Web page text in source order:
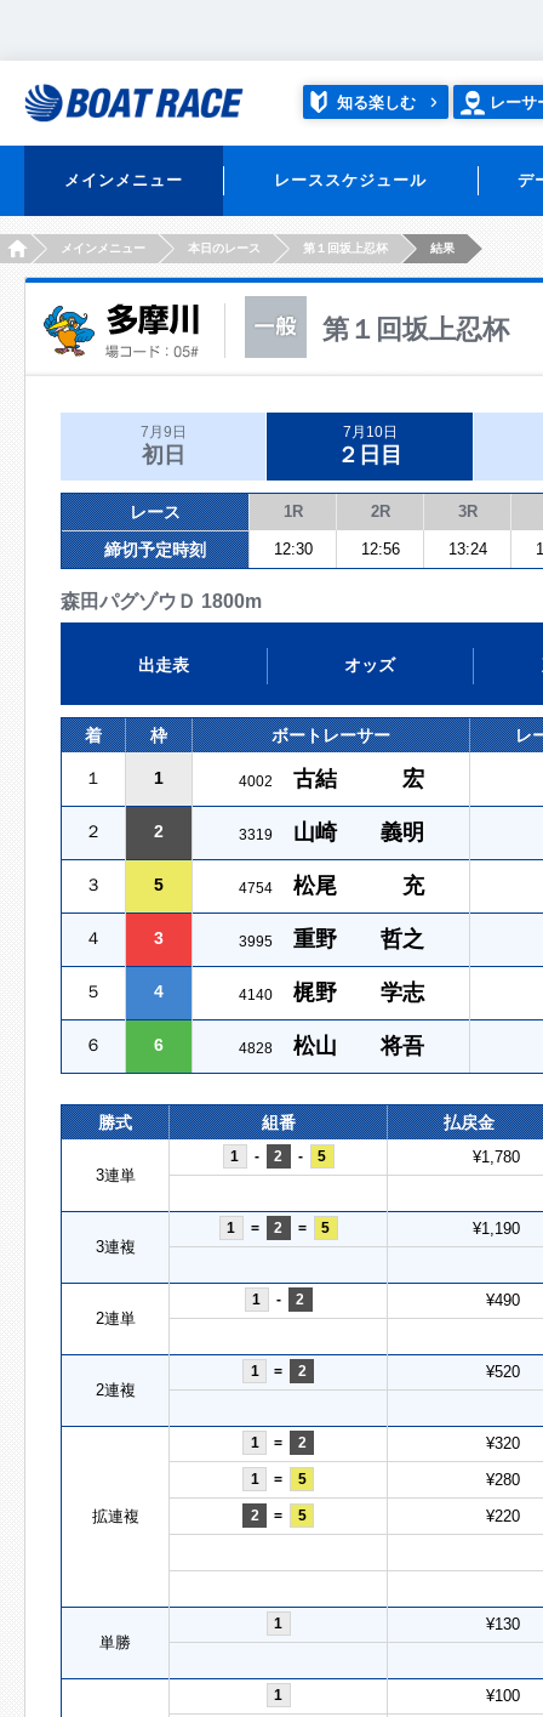
知る楽しむ レーサ
メインメニュー レーススケジュール デ
HOMEメインメニュー 本日のレース 第１回坂上忍杯 結果
第１回坂上忍杯
7月9日
初日
7月10日
２日目
レース 1R 2R 3R
締切予定時刻 12:30 12:56 13:24
森田パグゾウＤ 1800m
出走表 オッズ
着 枠 ボートレーサー レ
１ 1 4002 古結 宏
２ 2 3319 山崎 義明
３ 5 4754 松尾 充
４ 3 3995 重野 哲之
５ 4 4140 梶野 学志
６ 6 4828 松山 将吾
勝式 組番 払戻金
3連単
1 - 2 - 5 ¥1,780
3連複
1 = 2 = 5 ¥1,190
2連単
1 - 2 ¥490
2連複
1 = 2 ¥520
拡連複
1 = 2 ¥320
1 = 5 ¥280
2 = 5 ¥220
単勝
1 ¥130
1 ¥100